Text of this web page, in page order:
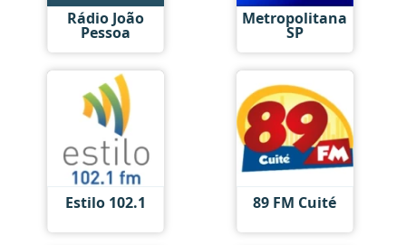
Rádio João
Pessoa
Metropolitana
SP
Estilo 102.1 89 FM Cuité